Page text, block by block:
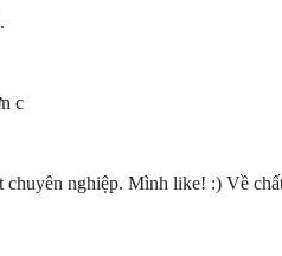
c
nghiệp. Mình like! :) Về